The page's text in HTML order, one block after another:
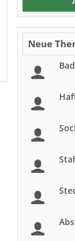
Neue